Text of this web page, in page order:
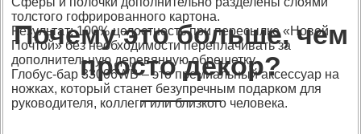
толстого гофрированного картона.
Результат: 100% целостность при пересылке «Новой
Почтой» без необходимости переплачивать за
дополнительную деревянную обрешетку.
Глобус-бар 33006WB – это премиальный аксессуар на
ножках, который станет безупречным подарком для
руководителя, коллеги или близкого человека.
Почему это больше, чем
просто декор?